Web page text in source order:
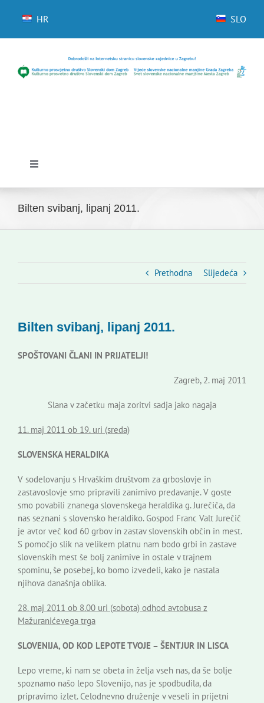
HR SLO
Toggle
Novosti
Kontakti
Izdavaštvo
Bilten svibanj, lipanj 2011.
Prethodna Slijedeća
Bilten svibanj, lipanj 2011.
SPOŠTOVANI ČLANI IN PRIJATELJI!
Zagreb, 2. maj 2011
Slana v začetku maja zoritvi sadja jako nagaja
11. maj 2011 ob 19. uri (sreda)
SLOVENSKA HERALDIKA
V sodelovanju s Hrvaškim društvom za grboslovje in
zastavoslovje smo pripravili zanimivo predavanje. V goste
smo povabili znanega slovenskega heraldika g. Jurečiča, da
nas seznani s slovensko heraldiko. Gospod Franc Valt Jurečič
je avtor več kod 60 grbov in zastav slovenskih občin in mest.
S pomočjo slik na velikem platnu nam bodo grbi in zastave
slovenskih mest še bolj zanimive in ostale v trajnem
spominu, še posebej, ko bomo izvedeli, kako je nastala
njihova današnja oblika.
28. maj 2011 ob 8.00 uri (sobota) odhod avtobusa z
Mažuranićevega trga
SLOVENIJA, OD KOD LEPOTE TVOJE – ŠENTJUR IN LISCA
Lepo vreme, ki nam se obeta in želja vseh nas, da še bolje
spoznamo našo lepo Slovenijo, nas je spodbudila, da
pripravimo izlet. Celodnevno druženje v veseli in prijetni